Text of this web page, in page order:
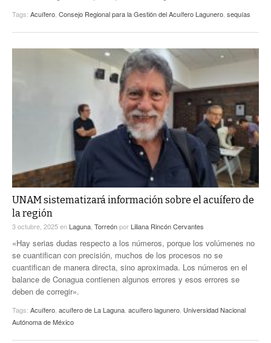
Tags: Acuífero Consejo Regional para la Gestión del Acuífero Lagunero sequías
UNAM sistematizará información sobre el acuífero de
la región
3 octubre, 2025en Laguna, Torreónpor Liliana Rincón Cervantes
«Hay serias dudas respecto a los números, porque los volúmenes no
se cuantifican con precisión, muchos de los procesos no se
cuantifican de manera directa, sino aproximada. Los números en el
balance de Conagua contienen algunos errores y esos errores se
deben de corregir».
Tags: Acuífero, acuífero de La Laguna, acuífero lagunero, Universidad Nacional
Autónoma de México